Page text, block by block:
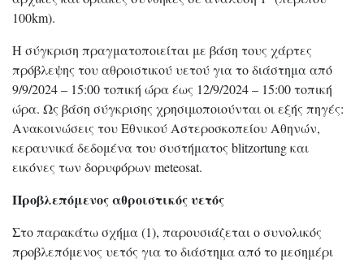
100km).
Η σύγκριση πραγματοποιείται με βάση τους χάρτες
πρόβλεψης του αθροιστικού υετού για το διάστημα από
9/9/2024 – 15:00 τοπική ώρα έως 12/9/2024 – 15:00 τοπική
ώρα. Ως βάση σύγκρισης χρησιμοποιούνται οι εξής πηγές:
Ανακοινώσεις του Εθνικού Αστεροσκοπείου Αθηνών,
κεραυνικά δεδομένα του συστήματος blitzortung και
εικόνες των δορυφόρων meteosat.
Προβλεπόμενος αθροιστικός υετός
Στο παρακάτω σχήμα (1), παρουσιάζεται ο συνολικός
προβλεπόμενος υετός για το διάστημα από το μεσημέρι